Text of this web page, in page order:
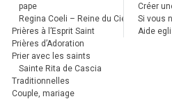
pape
Regina Coeli – Reine du Ciel
Prières à l’Esprit Saint
Prières d’Adoration
Prier avec les saints
Sainte Rita de Cascia
Traditionnelles
Couple, mariage
Créer
Si vous
Aide